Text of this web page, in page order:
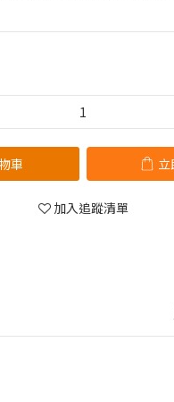
車 立
加入追蹤清單